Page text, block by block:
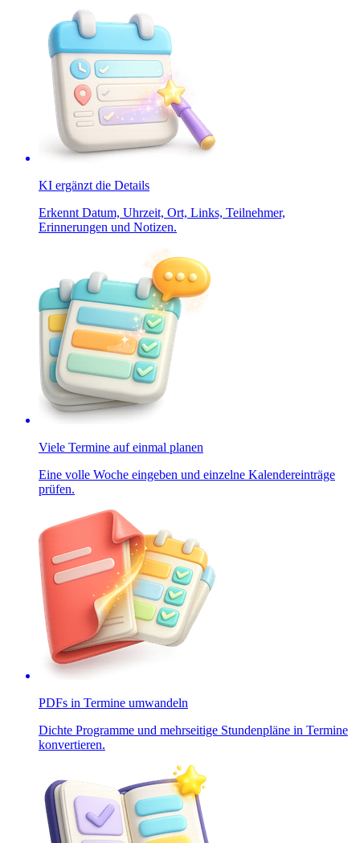
KI ergänzt die Details
Erkennt Datum, Uhrzeit, Ort, Links, Teilnehmer,
Erinnerungen und Notizen.
Viele Termine auf einmal planen
Eine volle Woche eingeben und einzelne Kalendereinträge
prüfen.
PDFs in Termine umwandeln
Dichte Programme und mehrseitige Stundenpläne in Termine
konvertieren.